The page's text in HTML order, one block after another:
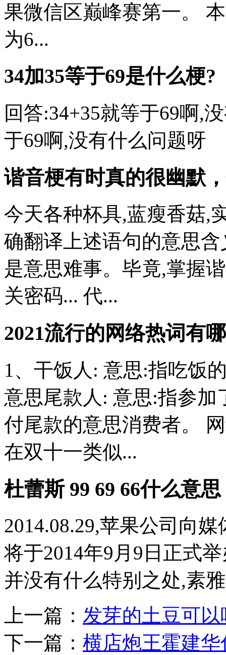
果微信区巅峰赛第一。
为6...
34加35等于69是什么梗?
回答:34+35就等于69啊,
于69啊,没有什么问题呀
谐音梗有时真的很幽默
今天各种杯具,蓝瘦香菇,
确翻译上述语句的意思
是意思难事。毕竟,掌握
关密码... 代...
2021流行的网络热词有
1、干饭人: 意思:指吃饭
意思尾款人: 意思:指参
付尾款的意思消费者。
在双十一类似...
杜蕾斯 99 69 66什么意思
2014.08.29,苹果公司向
将于2014年9月9日正式
并没有什么特别之处,素
上一篇： 发芽的土豆可
下一篇： 横店炮王霍建华